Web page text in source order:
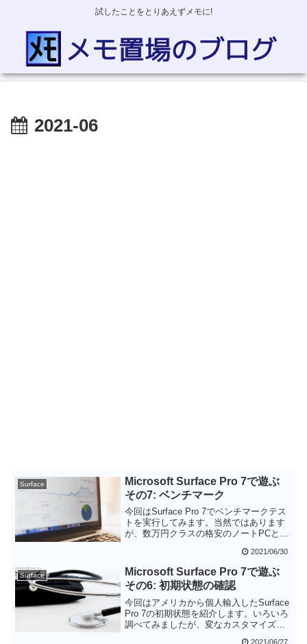
試したことをとりあえずメモに!
2021-06
Surface
Microsoft Surface Pro 7で遊ぶ
その7: ベンチマーク
今回はSurface Pro 7でベンチマークテス
トを実行してみます。当然ではあります
が、数万円クラスの格安のノートPCと比
ながらRyzen 7を搭載したSurface 4と比
較すると後塵を拝するという結果となり
ました。
2021/06/30
Surface
Microsoft Surface Pro 7で遊ぶ
その6: 初期状態の確認
今回はアメリカから個人輸入したSurface
Pro 7の初期状態を紹介します。いろいろ
調べてみましたが、変なカスタマイズや
2021/06/27